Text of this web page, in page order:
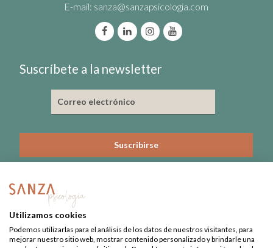
E-mail: sanza@sanzapsicologia.com
Suscríbete a la newsletter
Nº de Colegiado: 3815-CL
Nº Registro Sanitario: 09-C22-0379
Utilizamos cookies
Podemos utilizarlas para el análisis de los datos de nuestros visitantes, para
mejorar nuestro sitio web, mostrar contenido personalizado y brindarle una